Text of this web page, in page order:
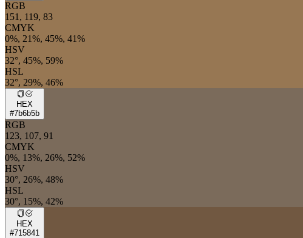
RGB
151, 119, 83
CMYK
0%, 21%, 45%, 41%
HSV
32°, 45%, 59%
HSL
32°, 29%, 46%
HEX
#7b6b5b
RGB
123, 107, 91
CMYK
0%, 13%, 26%, 52%
HSV
30°, 26%, 48%
HSL
30°, 15%, 42%
HEX
#715841